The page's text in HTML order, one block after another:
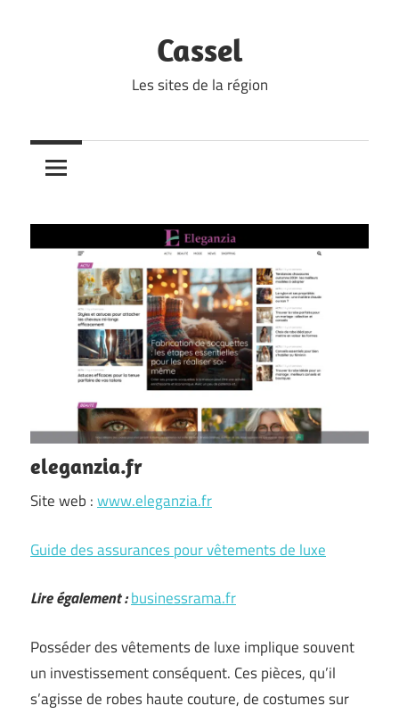
Cassel
Les sites de la région
eleganzia.fr
Site web :www.eleganzia.fr
Guide des assurances pour vêtements de luxe
Lire également :businessrama.fr
Posséder des vêtements de luxe implique souvent
un investissement conséquent. Ces pièces, qu’il
s’agisse de robes haute couture, de costumes sur